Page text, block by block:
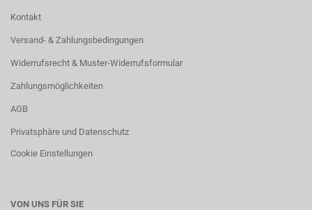
Kontakt
Versand- & Zahlungsbedingungen
Widerrufsrecht & Muster-Widerrufsformular
Zahlungsmöglichkeiten
AGB
Privatsphäre und Datenschutz
Cookie Einstellungen
VON UNS FÜR SIE